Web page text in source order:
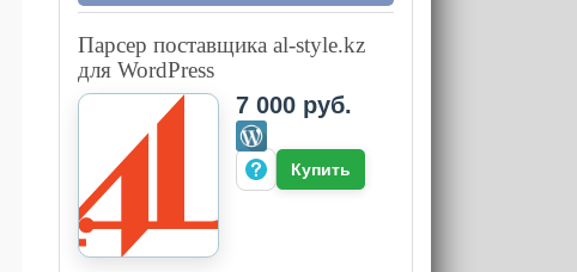
Парсер поставщика al-style.kz
для WordPress
7 000 руб.
Купить